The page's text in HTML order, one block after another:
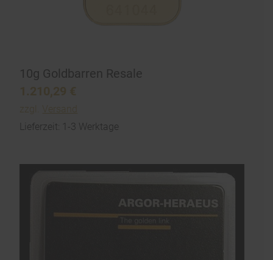
10g Goldbarren Resale
1.210,29 €
zzgl.
Versand
Lieferzeit: 1-3 Werktage